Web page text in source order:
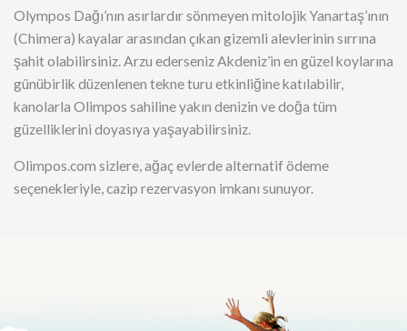
Olympos Dağı’nın asırlardır sönmeyen mitolojik Yanartaş’ının
(Chimera) kayalar arasından çıkan gizemli alevlerinin sırrına
şahit olabilirsiniz. Arzu ederseniz Akdeniz’in en güzel koylarına
günübirlik düzenlenen tekne turu etkinliğine katılabilir,
kanolarla Olimpos sahiline yakın denizin ve doğa tüm
güzelliklerini doyasıya yaşayabilirsiniz.
Olimpos.com sizlere, ağaç evlerde alternatif ödeme
seçenekleriyle, cazip rezervasyon imkanı sunuyor.